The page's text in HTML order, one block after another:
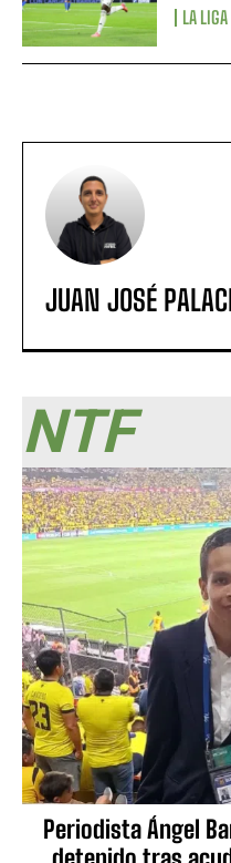
LA LIGA
JUAN JOSÉ
NTF
Periodista Ángel